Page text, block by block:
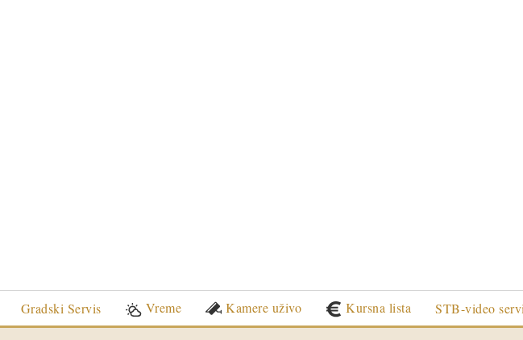
Gradski Servis Vreme Kamere uživo Kursna lista STB-video